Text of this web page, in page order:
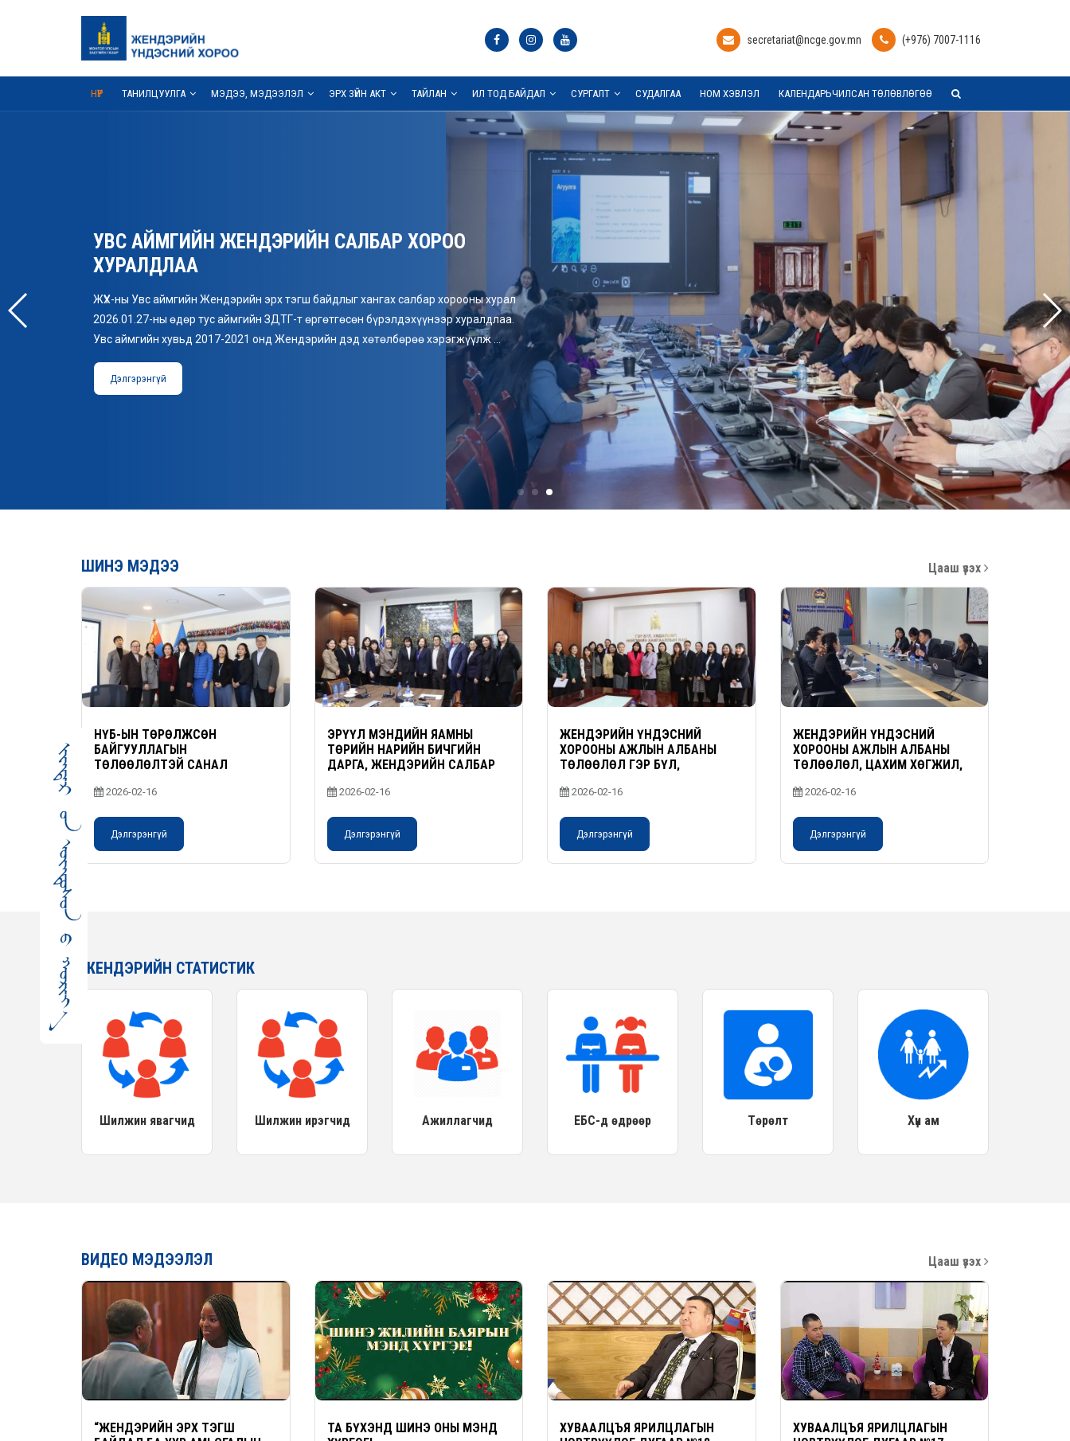
secretariat@ncge.gov.mn (+976) 7007-1116
НҮҮР ТАНИЛЦУУЛГА МЭДЭЭ, МЭДЭЭЛЭЛ ЭРХ ЗҮЙН АКТ ТАЙЛАН ИЛ ТОД БАЙДАЛ СУРГАЛТ СУДАЛГАА НОМ ХЭВЛЭЛ КАЛЕНДАРЬЧИЛСАН ТӨЛӨВЛӨГӨӨ
УВС АЙМГИЙН ЖЕНДЭРИЙН САЛБАР ХОРОО
ХУРАЛДЛАА
ЖҮХ-ны Увс аймгийн Жендэрийн эрх тэгш байдлыг хангах салбар хорооны хурал
2026.01.27-ны өдөр тус аймгийн ЗДТГ-т өргөтгөсөн бүрэлдэхүүнээр хуралдлаа.
Увс аймгийн хувьд 2017-2021 онд Жендэрийн дэд хөтөлбөрөө хэрэгжүүлж ...
Дэлгэрэнгүй
ШИНЭ МЭДЭЭ Цааш үзэх
НҮБ-ЫН ТӨРӨЛЖСӨН
БАЙГУУЛЛАГЫН
ТӨЛӨӨЛӨЛТЭЙ САНАЛ
БАЙГУУЛЛАА
2026-02-16
Дэлгэрэнгүй
ЭРҮҮЛ МЭНДИЙН ЯАМНЫ
ТӨРИЙН НАРИЙН БИЧГИЙН
ДАРГА, ЖЕНДЭРИЙН САЛБАР
ГИШҮҮДТЭЙ УУЛЗАЛТ ЗОХИОН
2026-02-16
Дэлгэрэнгүй
ЖЕНДЭРИЙН ҮНДЭСНИЙ
ХОРООНЫ АЖЛЫН АЛБАНЫ
ТӨЛӨӨЛӨЛ ГЭР БҮЛ,
ХАМГААЛЛЫН ЯАМАНД
2026-02-16
Дэлгэрэнгүй
ЖЕНДЭРИЙН ҮНДЭСНИЙ
ХОРООНЫ АЖЛЫН АЛБАНЫ
ТӨЛӨӨЛӨЛ, ЦАХИМ ХӨГЖИЛ,
ХОЛБООНЫ ЯАМАНД АЖИЛЛАВ
2026-02-16
Дэлгэрэнгүй
ЖЕНДЭРИЙН СТАТИСТИК
Шилжин явагчид Шилжин ирэгчид Ажиллагчид ЕБС-д өдрөөр Төрөлт Хүн ам
ВИДЕО МЭДЭЭЛЭЛ Цааш үзэх
“ЖЕНДЭРИЙН ЭРХ ТЭГШ
ТА БҮХЭНД ШИНЭ ОНЫ МЭНД
ХУВААЛЦЪЯ ЯРИЛЦЛАГЫН
ХУВААЛЦЪЯ ЯРИЛЦЛАГЫН